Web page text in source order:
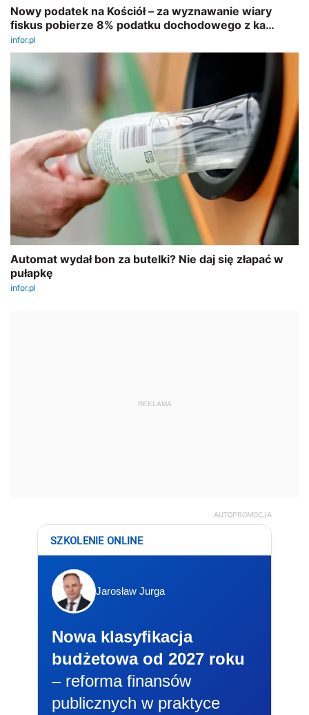
REKLAMA
AUTOPROMOCJA
SZKOLENIE ONLINE
Jarosław Jurga
Nowa klasyfikacja
budżetowa od 2027 roku
– reforma finansów
publicznych w praktyce